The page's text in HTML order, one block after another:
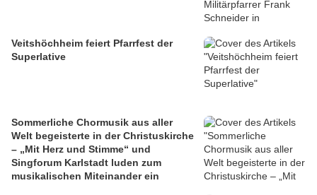
Veitshöchheim feiert Pfarrfest der
Superlative
Sommerliche Chormusik aus aller
Welt begeisterte in der Christuskirche
– „Mit Herz und Stimme“ und
Singforum Karlstadt luden zum
musikalischen Miteinander ein